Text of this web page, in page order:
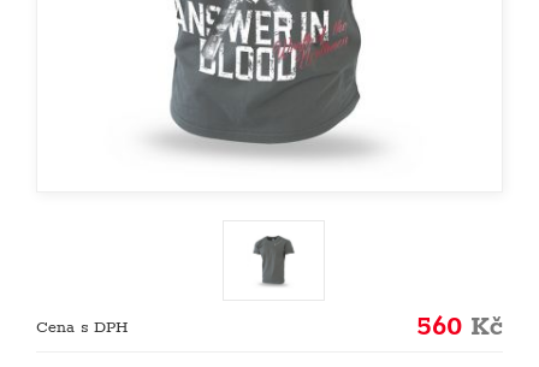
Cena s DPH 560 Kč